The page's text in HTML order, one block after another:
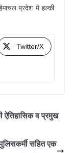
प्रदेश में हल्की
Twitter/X
ऐतिहासिक व प्रमुख
सहित एक